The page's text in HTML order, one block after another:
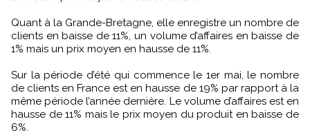
Quant à la Grande-Bretagne, elle enregistre un nombre de
clients en baisse de 11%, un volume d’affaires en baisse de
1% mais un prix moyen en hausse de 11%.
Sur la période d’été qui commence le 1er mai, le nombre
de clients en France est en hausse de 19% par rapport à la
même période l’année dernière. Le volume d’affaires est en
hausse de 11% mais le prix moyen du produit en baisse de
6%.